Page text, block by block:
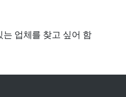
업체를 찾고 싶어 함